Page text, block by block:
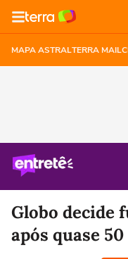
MAPA ASTRALTERRA MAIL
Globo decide
após quase